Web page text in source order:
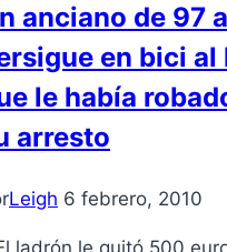
anciano de 97
en bici al
le habí­a
arresto
Leigh 6 febrero, 2010